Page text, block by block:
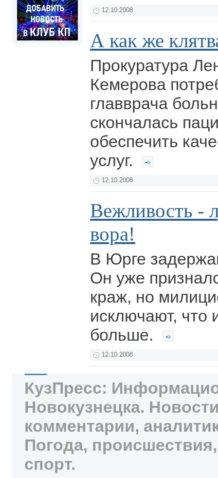
12.10.2008
А как же
Прокуратура
Кемерова
главврача
скончалась
обеспечить
услуг.
12.10.2008
Вежливость -
вора!
В Юрге
Он уже
краж, но
исключают, что
больше.
12.10.2008
КузПресс:
Новокузнецка.
комментарии,
Погода,
спорт.